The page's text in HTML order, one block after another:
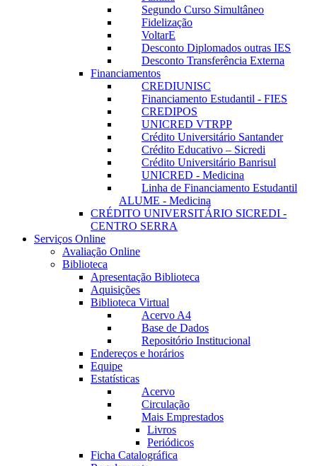
Segundo Curso Simultâneo
Fidelização
VoltarE
Desconto Diplomados outras IES
Desconto Transferência Externa
Financiamentos
CREDIUNISC
Financiamento Estudantil - FIES
CREDIPOS
UNICRED VTRPP
Crédito Universitário Santander
Crédito Educativo – Sicredi
Crédito Universitário Banrisul
UNICRED - Medicina
Linha de Financiamento Estudantil
ALUME - Medicina
CRÉDITO UNIVERSITÁRIO SICREDI -
CENTRO SERRA
Serviços Online
Avaliação Online
Biblioteca
Apresentação Biblioteca
Aquisições
Biblioteca Virtual
Acervo A4
Base de Dados
Repositório Institucional
Endereços e horários
Equipe
Estatísticas
Acervo
Circulação
Mais Emprestados
Livros
Periódicos
Ficha Catalográfica